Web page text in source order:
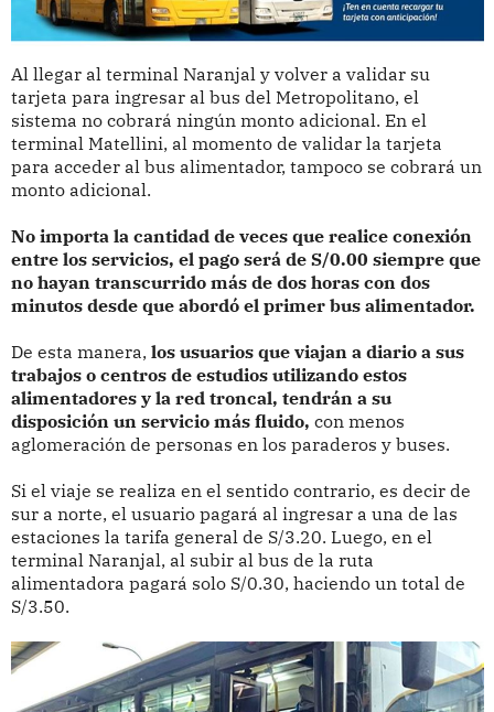
Al llegar al terminal Naranjal y volver a validar su
tarjeta para ingresar al bus del Metropolitano, el
sistema no cobrará ningún monto adicional. En el
terminal Matellini, al momento de validar la tarjeta
para acceder al bus alimentador, tampoco se cobrará un
monto adicional.
No importa la cantidad de veces que realice conexión
entre los servicios, el pago será de S/0.00 siempre que
no hayan transcurrido más de dos horas con dos
minutos desde que abordó el primer bus alimentador.
De esta manera, los usuarios que viajan a diario a sus
trabajos o centros de estudios utilizando estos
alimentadores y la red troncal, tendrán a su
disposición un servicio más fluido, con menos
aglomeración de personas en los paraderos y buses.
Si el viaje se realiza en el sentido contrario, es decir de
sur a norte, el usuario pagará al ingresar a una de las
estaciones la tarifa general de S/3.20. Luego, en el
terminal Naranjal, al subir al bus de la ruta
alimentadora pagará solo S/0.30, haciendo un total de
S/3.50.